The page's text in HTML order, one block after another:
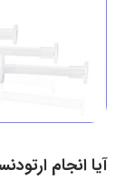
آیا انجام